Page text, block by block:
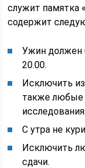
служит памятка
содержит
Ужин должен
20.00.
Исключить
также любые
исследования.
С утра не
Исключить
сдачи.